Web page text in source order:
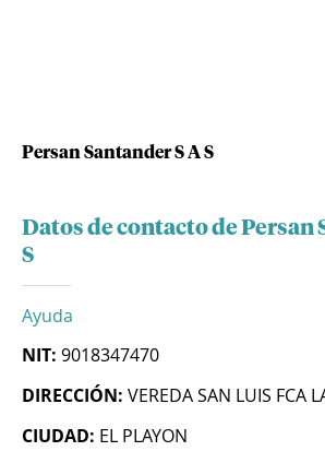
Persan Santander S A S
Datos de contacto de Persan
S
Ayuda
NIT: 9018347470
DIRECCIÓN: VEREDA SAN LUIS FCA
CIUDAD: EL PLAYON